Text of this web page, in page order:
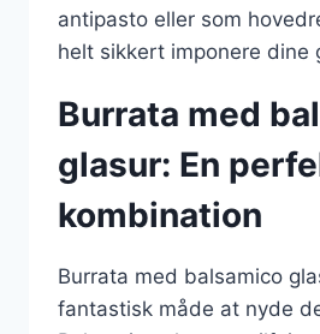
antipasto eller som
helt sikkert imponere dine
Burrata med
glasur: En
kombination
Burrata med balsamico
fantastisk måde at nyde